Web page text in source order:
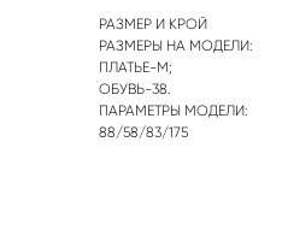
РАЗМЕР И КРОЙ
РАЗМЕРЫ НА МОДЕЛИ:
ПЛАТЬЕ-М;
ОБУВЬ-38.
ПАРАМЕТРЫ МОДЕЛИ:
88/58/83/175